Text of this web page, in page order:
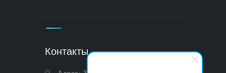
Контакты